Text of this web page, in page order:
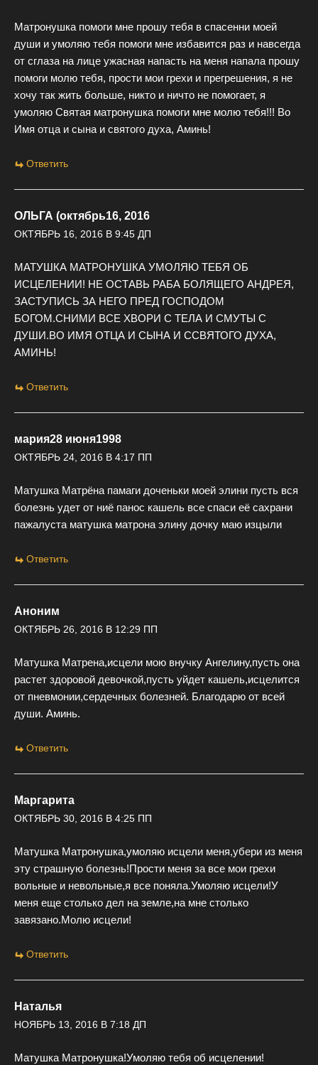
Матронушка помоги мне прошу тебя в спасенни моей
души и умоляю тебя помоги мне избавится раз и навсегда
от сглаза на лице ужасная напасть на меня напала прошу
помоги молю тебя, прости мои грехи и прегрешения, я не
хочу так жить больше, никто и ничто не помогает, я
умоляю Святая матронушка помоги мне молю тебя!!! Во
Имя отца и сына и святого духа, Аминь!
Ответить
ОЛЬГА (октябрь16, 2016
ОКТЯБРЬ 16, 2016 В 9:45 ДП
МАТУШКА МАТРОНУШКА УМОЛЯЮ ТЕБЯ ОБ
ИСЦЕЛЕНИИ! НЕ ОСТАВЬ РАБА БОЛЯЩЕГО АНДРЕЯ,
ЗАСТУПИСЬ ЗА НЕГО ПРЕД ГОСПОДОМ
БОГОМ.СНИМИ ВСЕ ХВОРИ С ТЕЛА И СМУТЫ С
ДУШИ.ВО ИМЯ ОТЦА И СЫНА И ССВЯТОГО ДУХА,
АМИНЬ!
Ответить
мария28 июня1998
ОКТЯБРЬ 24, 2016 В 4:17 ПП
Матушка Матрёна памаги доченьки моей элини пусть вся
болезнь удет от ниё панос кашель все спаси её сахрани
пажалуста матушка матрона элину дочку маю изцыли
Ответить
Аноним
ОКТЯБРЬ 26, 2016 В 12:29 ПП
Матушка Матрена,исцели мою внучку Ангелину,пусть она
растет здоровой девочкой,пусть уйдет кашель,исцелится
от пневмонии,сердечных болезней. Благодарю от всей
души. Аминь.
Ответить
Маргарита
ОКТЯБРЬ 30, 2016 В 4:25 ПП
Матушка Матронушка,умоляю исцели меня,убери из меня
эту страшную болезнь!Прости меня за все мои грехи
вольные и невольные,я все поняла.Умоляю исцели!У
меня еще столько дел на земле,на мне столько
завязано.Молю исцели!
Ответить
Наталья
НОЯБРЬ 13, 2016 В 7:18 ДП
Матушка Матронушка!Умоляю тебя об исцелении!